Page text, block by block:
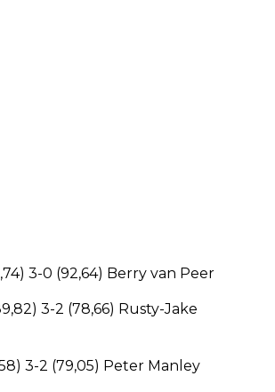
3-0 (92,64) Berry van Peer
3-2 (78,66) Rusty-Jake
3-2 (79,05) Peter Manley